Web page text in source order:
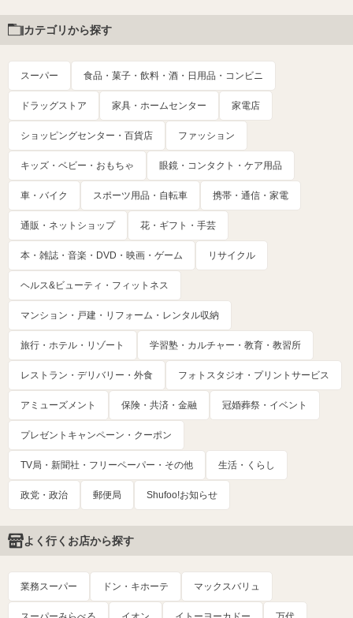
カテゴリから探す
スーパー 食品・菓子・飲料・酒・日用品・コンビニ
ドラッグストア 家具・ホームセンター 家電店
ショッピングセンター・百貨店 ファッション
キッズ・ベビー・おもちゃ 眼鏡・コンタクト・ケア用品
車・バイク スポーツ用品・自転車 携帯・通信・家電
通販・ネットショップ 花・ギフト・手芸
本・雑誌・音楽・DVD・映画・ゲーム リサイクル
ヘルス&ビューティ・フィットネス
マンション・戸建・リフォーム・レンタル収納
旅行・ホテル・リゾート 学習塾・カルチャー・教育・教習所
レストラン・デリバリー・外食 フォトスタジオ・プリントサービス
アミューズメント 保険・共済・金融 冠婚葬祭・イベント
プレゼントキャンペーン・クーポン
TV局・新聞社・フリーペーパー・その他 生活・くらし
政党・政治 郵便局 Shufoo!お知らせ
よく行くお店から探す
業務スーパー ドン・キホーテ マックスバリュ